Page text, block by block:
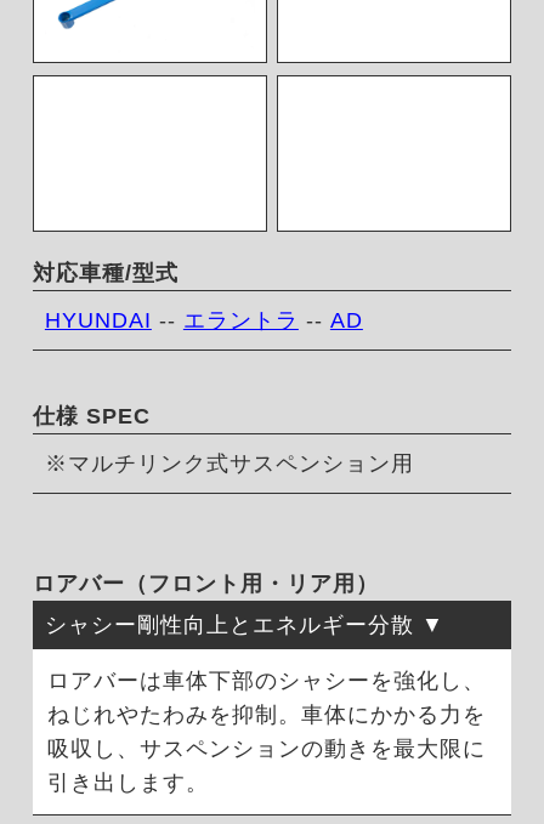
対応車種/型式
HYUNDAI -- エラントラ -- AD
仕様 SPEC
※マルチリンク式サスペンション用
ロアバー（フロント用・リア用）
シャシー剛性向上とエネルギー分散
ロアバーは車体下部のシャシーを強化し、
ねじれやたわみを抑制。車体にかかる力を
吸収し、サスペンションの動きを最大限に
引き出します。